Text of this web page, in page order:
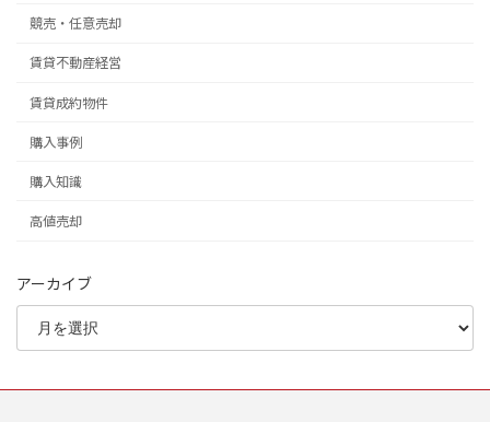
競売・任意売却
賃貸不動産経営
賃貸成約物件
購入事例
購入知識
高値売却
アーカイブ